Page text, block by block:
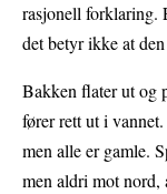
rasjonell forklaring.
det betyr ikke at
Bakken flater ut og
fører rett ut i
men alle er gamle.
men aldri mot nord,